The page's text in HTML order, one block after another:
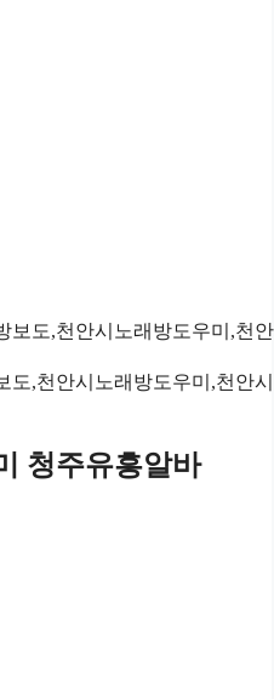
,천안시노래방도우미,천안
청주유흥알바